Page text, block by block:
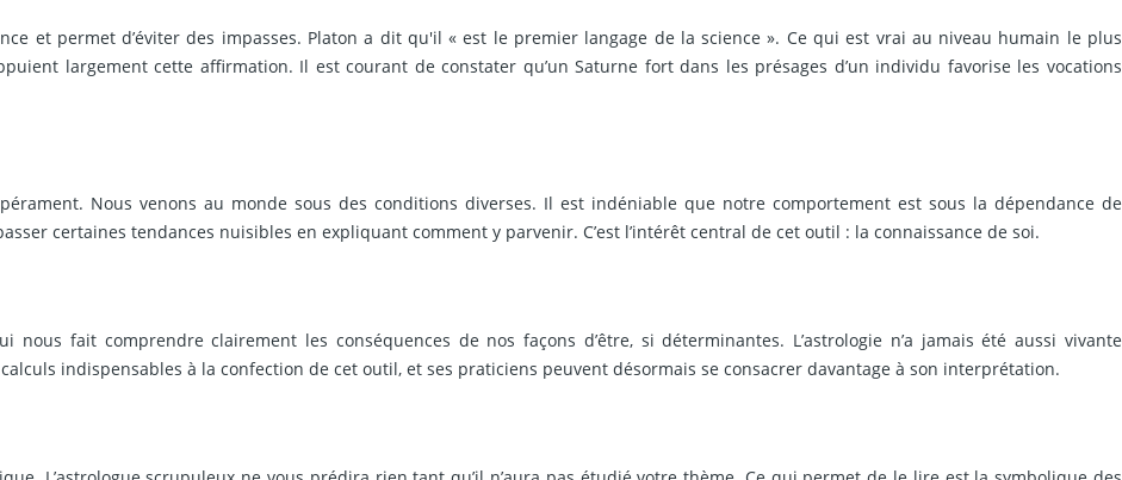
et permet d’éviter des impasses. Platon a dit qu'il « est le premier langage de la science ». Ce qui est vrai au niveau humain le plus
largement cette affirmation. Il est courant de constater qu’un Saturne fort dans les présages d’un individu favorise les vocations
Nous venons au monde sous des conditions diverses. Il est indéniable que notre comportement est sous la dépendance de
certaines tendances nuisibles en expliquant comment y parvenir. C’est l’intérêt central de cet outil : la connaissance de soi.
fait comprendre clairement les conséquences de nos façons d’être, si déterminantes. L’astrologie n’a jamais été aussi vivante
indispensables à la confection de cet outil, et ses praticiens peuvent désormais se consacrer davantage à son interprétation.